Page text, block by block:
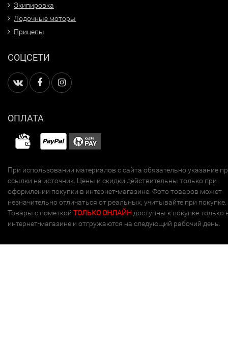
Экипировка
Лодочные моторы
Прицепы
СОЦСЕТИ
ОПЛАТА
При использовании материалов с сайта обязательно указание
ссылки на источник. Цены и скидки действительны только при
оформлении покупки в интернет-магазине. Фото товаров может
незначительно отличаться от реальных, учитывайте при покупке.
Товары с пометкой ТОЛЬКО ОНЛАЙН доступны к покупке только
интернет-магазине и отгружаются на следующий рабочий день.